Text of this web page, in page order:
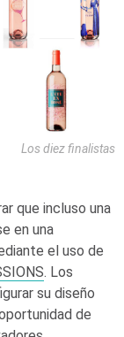
Los diez finalistas
que incluso una
en una
el uso de
. Los
su diseño
de